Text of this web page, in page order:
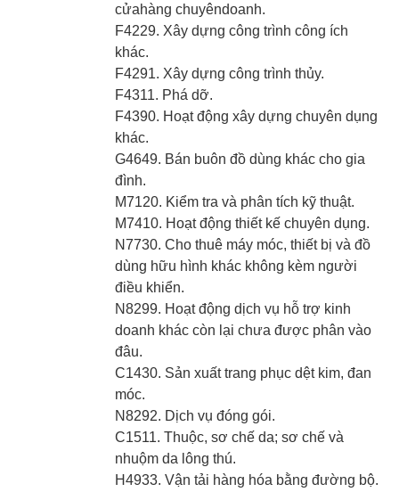
cửahàng chuyêndoanh.
F4229. Xây dựng công trình công ích
khác.
F4291. Xây dựng công trình thủy.
F4311. Phá dỡ.
F4390. Hoạt động xây dựng chuyên dụng
khác.
G4649. Bán buôn đồ dùng khác cho gia
đình.
M7120. Kiểm tra và phân tích kỹ thuật.
M7410. Hoạt động thiết kế chuyên dụng.
N7730. Cho thuê máy móc, thiết bị và đồ
dùng hữu hình khác không kèm người
điều khiển.
N8299. Hoạt động dịch vụ hỗ trợ kinh
doanh khác còn lại chưa được phân vào
đâu.
C1430. Sản xuất trang phục dệt kim, đan
móc.
N8292. Dịch vụ đóng gói.
C1511. Thuộc, sơ chế da; sơ chế và
nhuộm da lông thú.
H4933. Vận tải hàng hóa bằng đường bộ.